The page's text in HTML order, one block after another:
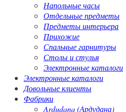
Напольные часы
Отдельные предметы
Предметы интерьера
Прихожие
Спальные гарнитуры
Столы и стулья
Электронные каталоги
Электронные каталоги
Довольные клиенты
Фабрики
Ardudana (Ардудана)